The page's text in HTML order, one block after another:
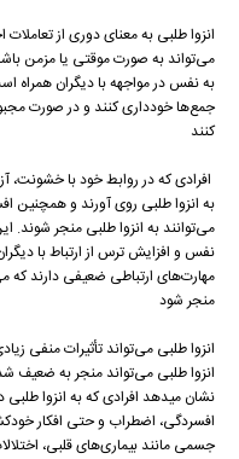
انزوا طلبی به معنای دوری از
می‌تواند به صورت موقتی یا مزمن
به نفس در مواجهه با دیگران همراه
جمع‌ها خودداری کنند و در صورت
کنند
افرادی که در روابط خود با خشونت،
به انزوا طلبی روی آورند و همچنین
می‌توانند به انزوا طلبی منجر شوند.
نفس و افزایش ترس از ارتباط با
مهارت‌های ارتباطی ضعیفی دارند که
منجر شود
انزوا طلبی می‌تواند تأثیرات منفی
انزوا طلبی می‌تواند منجر به ضعیف
نشان میدهد افرادی که به انزوا
افسردگی، اضطراب و حتی افکار
جسمی مانند بیماری‌های قلبی،